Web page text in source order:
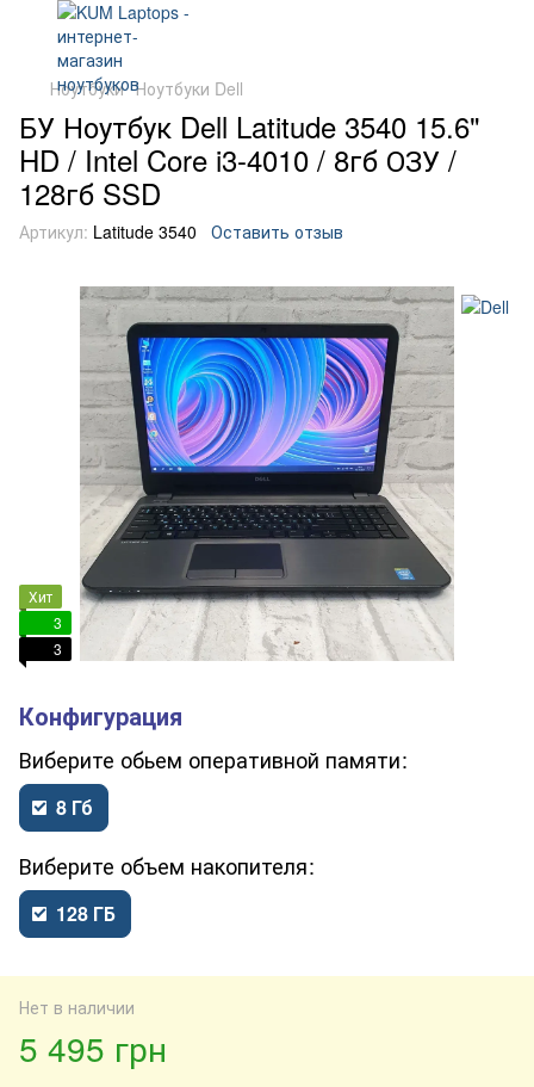
Ноутбуки Ноутбуки Dell
БУ Ноутбук Dell Latitude 3540 15.6"
HD / Intel Core i3-4010 / 8гб ОЗУ /
128гб SSD
Артикул: Latitude 3540 Оставить отзыв
Хит
3
3
обьем оперативной памяти
8 Гб
объем накопителя
128 ГБ
Нет в наличии
5 495 грн